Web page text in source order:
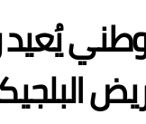
يُعيد